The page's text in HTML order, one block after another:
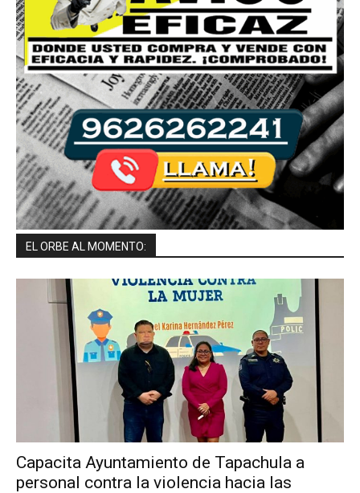
EL ORBE AL MOMENTO:
Capacita Ayuntamiento de Tapachula a
personal contra la violencia hacia las